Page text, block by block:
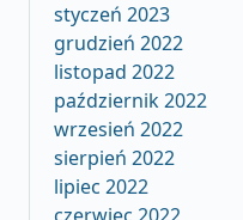
styczeń 2023
grudzień 2022
listopad 2022
październik 2022
wrzesień 2022
sierpień 2022
lipiec 2022